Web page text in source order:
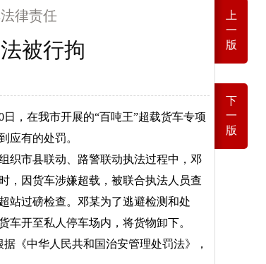
上
一
版
下
一
版
律责任
被行拘
，在我市开展的“百吨王”超载货车专项
应有的处罚。
织市县联动、路警联动执法过程中，邓
，因货车涉嫌超载，被联合执法人员查
站过磅检查。邓某为了逃避检测和处
车开至私人停车场内，将货物卸下。
《中华人民共和国治安管理处罚法》，